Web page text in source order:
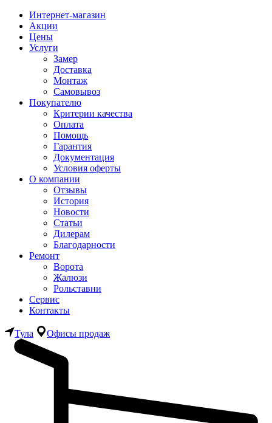
Интернет-магазин
Акции
Цены
Услуги
Замер
Доставка
Монтаж
Самовывоз
Покупателю
Критерии качества
Оплата
Помощь
Гарантия
Документация
Условия оферты
О компании
Отзывы
История
Новости
Статьи
Дилерам
Благодарности
Ремонт
Ворота
Жалюзи
Рольставни
Сервис
Контакты
Тула Офисы продаж